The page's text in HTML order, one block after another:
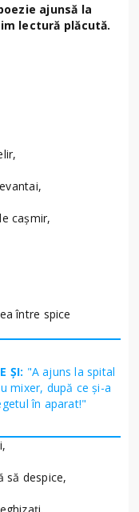
ajunsă la
lectură plăcută.
caşmir,
între spice
ȘI: "A ajuns la spital
mixer, după ce și-a
în aparat!"
să despice,